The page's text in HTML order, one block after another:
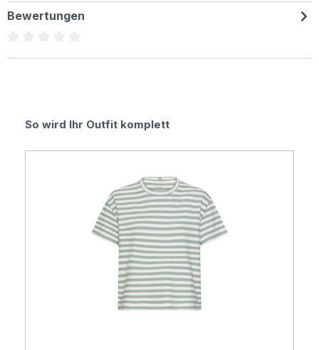
Bewertungen
Produktgalerie überspringen
So wird Ihr Outfit komplett